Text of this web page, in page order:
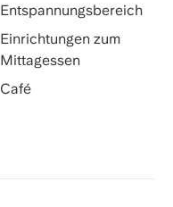
Entspannungsbereich
Einrichtungen zum
Mittagessen
Café